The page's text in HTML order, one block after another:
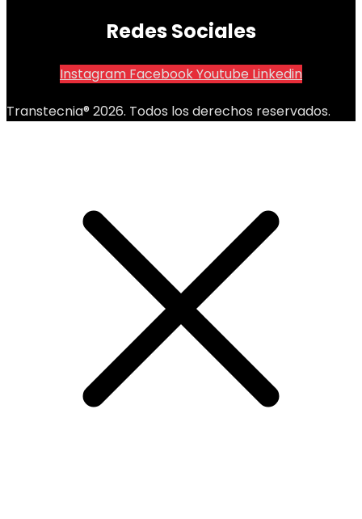
Redes Sociales
Instagram FacebookYoutube Linkedin
Transtecnia® 2026. Todos los derechos reservados.